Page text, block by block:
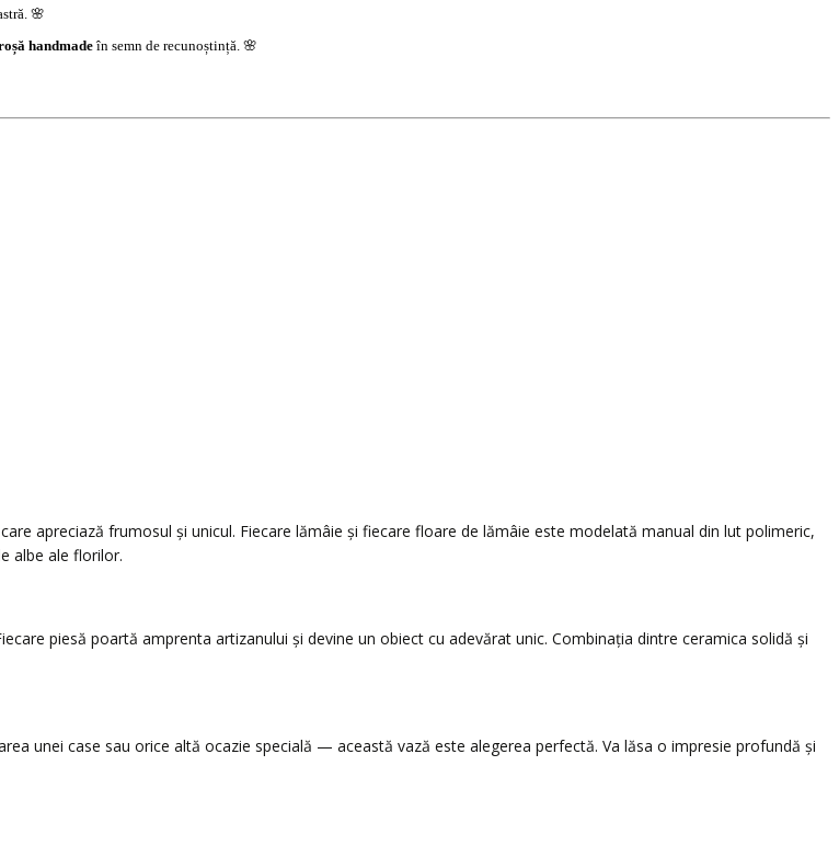
🌸
handmadeîn semn de recunoștință. 🌸
apreciază frumosul și unicul. Fiecare lămâie și fiecare floare de lămâie este modelată manual din lut polimeric,
albe ale florilor.
piesă poartă amprenta artizanului și devine un obiect cu adevărat unic. Combinația dintre ceramica solidă și
unei case sau orice altă ocazie specială — această vază este alegerea perfectă. Va lăsa o impresie profundă și